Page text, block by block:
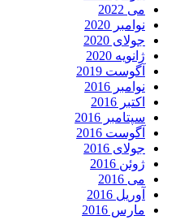
می 2022
نوامبر 2020
جولای 2020
ژانویه 2020
آگوست 2019
نوامبر 2016
اکتبر 2016
سپتامبر 2016
آگوست 2016
جولای 2016
ژوئن 2016
می 2016
آوریل 2016
مارس 2016